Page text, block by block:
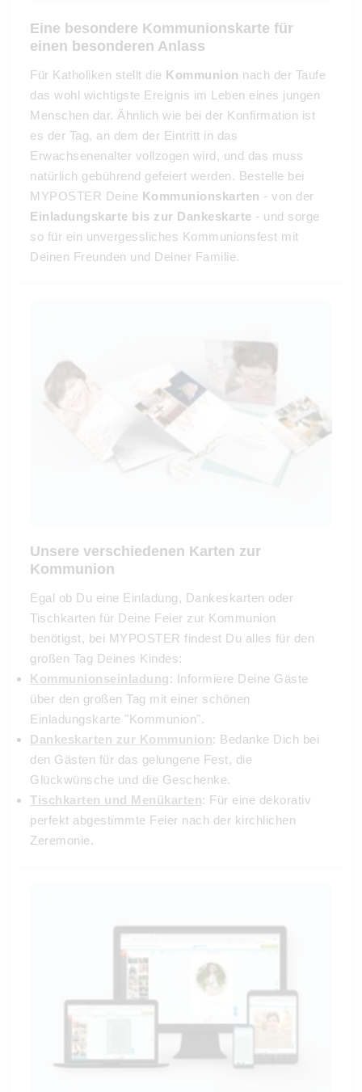
Eine besondere Kommunionskarte für
einen besonderen Anlass
Für Katholiken stellt die Kommunion nach der Taufe
das wohl wichtigste Ereignis im Leben eines jungen
Menschen dar. Ähnlich wie bei der Konfirmation ist
es der Tag, an dem der Eintritt in das
Erwachsenenalter vollzogen wird, und das muss
natürlich gebührend gefeiert werden. Bestelle bei
MYPOSTER Deine Kommunionskarten - von der
Einladungskarte bis zur Dankeskarte - und sorge
so für ein unvergessliches Kommunionsfest mit
Deinen Freunden und Deiner Familie.
Unsere verschiedenen Karten zur
Kommunion
Egal ob Du eine Einladung, Dankeskarten oder
Tischkarten für Deine Feier zur Kommunion
benötigst, bei MYPOSTER findest Du alles für den
großen Tag Deines Kindes:
Kommunionseinladung: Informiere Deine Gäste
über den großen Tag mit einer schönen
Einladungskarte "Kommunion".
Dankeskarten zur Kommunion: Bedanke Dich bei
den Gästen für das gelungene Fest, die
Glückwünsche und die Geschenke.
Tischkarten und Menükarten: Für eine dekorativ
perfekt abgestimmte Feier nach der kirchlichen
Zeremonie.